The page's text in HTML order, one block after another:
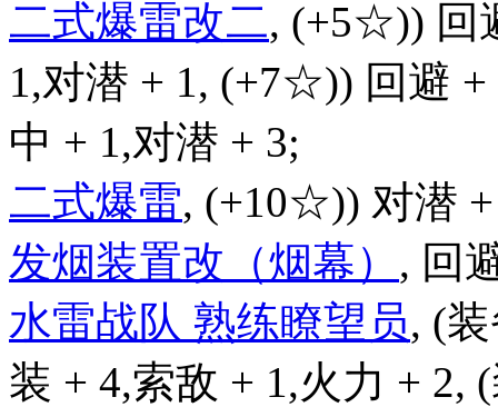
二式爆雷改二, (+5☆)) 回
1,对潜 + 1, (+7☆)) 回避
中 + 1,对潜 + 3;
二式爆雷, (+10☆)) 对潜
发烟装置改（烟幕） , 回
水雷战队 熟练瞭望员, (
装 + 4,索敌 + 1,火力 + 2,